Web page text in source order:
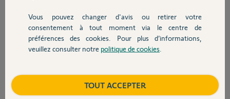
Devis avec un pro
Contact
Yannick M.
il y a plus de 4 ans
Participer au fil de discussion
Réponses
Vous pouvez changer d'avis ou retirer votre
consentement à tout moment via le centre de
préférences des cookies. Pour plus d’informations,
veuillez consulter notre politique de cookies
TOUT ACCEPTER